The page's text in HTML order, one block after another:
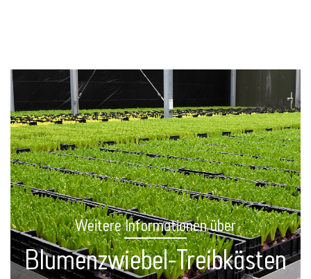
Weitere Informationen über
Blumenzwiebel-Treibkästen